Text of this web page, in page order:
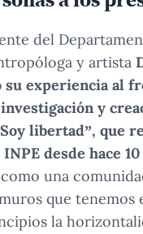
del
y artista
su experiencia al
y
libertad”, que
desde hace 10
una
que tenemos
la